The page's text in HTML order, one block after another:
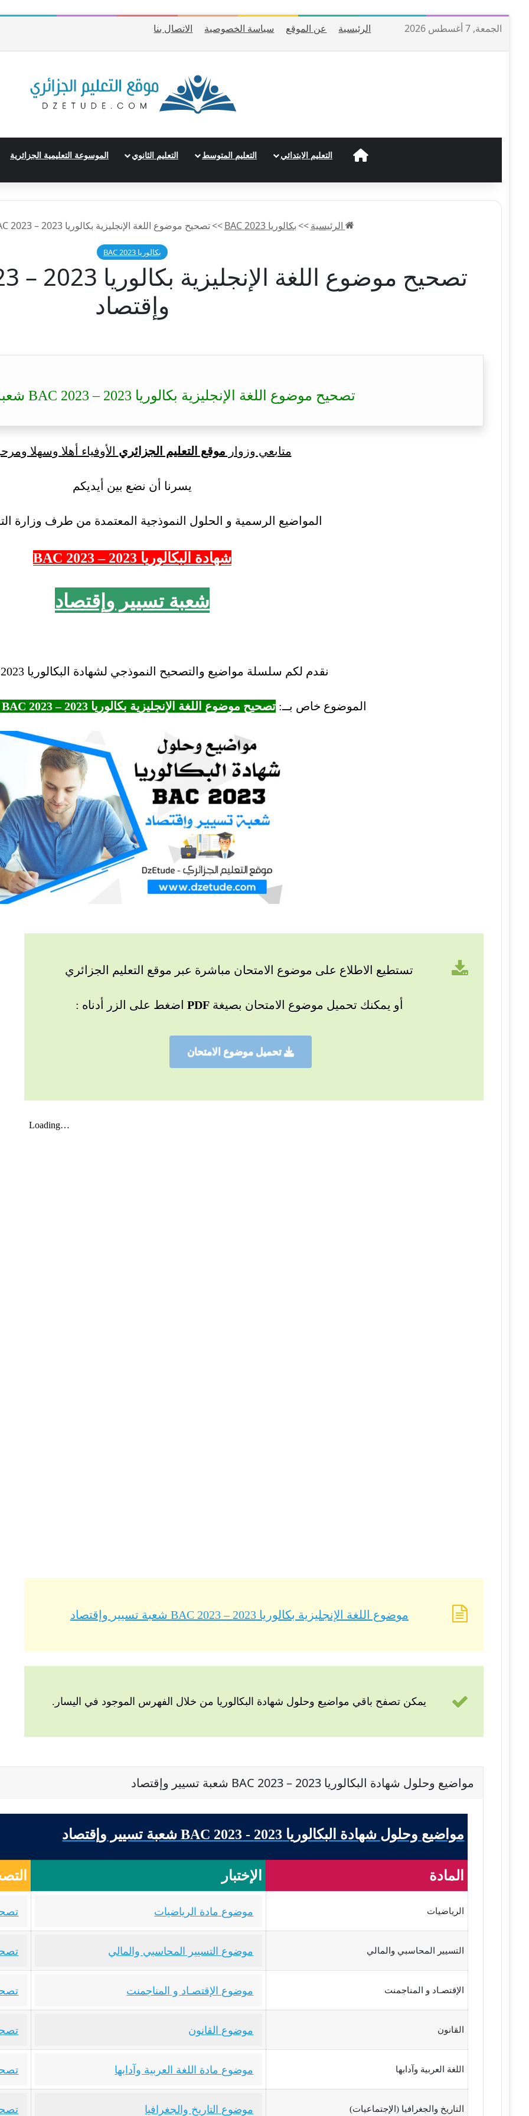
الجمعة, 7 أغسطس 2026 الرئيسية عن الموقع سياسة الخصوصية الاتصال بنا
الرئيسيةالتعليم الابتدائي التعليم المتوسط التعليم الثانوي الموسوعة التعليمية الجزائرية
الرئيسية >>بكالوريا 2023 BAC >>تصحيح موضوع اللغة الإنجليزية بكالوريا 2023 – BAC 2023 شعبة تسيير وإقتصاد
بكالوريا 2023 BAC
وإقتصاد
تصحيح موضوع اللغة الإنجليزية بكالوريا 2023 – BAC 2023 شعبة تسيير وإقتصاد
متابعي وزوار موقع التعليم الجزائري الأوفياء أهلا وسهلا
يسرنا أن نضع بين أيديكم
المواضيع الرسمية و الحلول النموذجية المعتمدة من طرف وزارة
شهادة البكالوريا 2023 – 2023 BAC
شعبة تسيير وإقتصاد
نقدم لكم سلسلة مواضيع والتصحيح النموذجي لشهادة البكالوريا 2023 – BAC 2023.
الموضوع خاص بــ:تصحيح موضوع اللغة الإنجليزية بكالوريا 2023 – BAC 2023 شعبة تسيير وإقتصاد
تستطيع الاطلاع على موضوع الامتحان مباشرة عبر موقع التعليم الجزائري
أو يمكنك تحميل موضوع الامتحان بصيغةPDF اضغط على الزر أدناه :
تحميل موضوع الامتحان
موضوع اللغة الإنجليزية بكالوريا 2023 – BAC 2023 شعبة تسيير وإقتصاد
يمكن تصفح باقي مواضيع وحلول شهادة البكالوريا من خلال الفهرس الموجود في اليسار.
مواضيع وحلول شهادة البكالوريا 2023 – BAC 2023 شعبة تسيير وإقتصاد
مواضيع وحلول شهادة البكالوريا 2023 - BAC 2023 شعبة تسيير وإقتصاد
المادة الإختبار
الرياضيات موضوع مادة الرياضيات
التسيير المحاسبي والمالي موضوع التسيير المحاسبي والمالي
الإقتصـاد و المناجمنت موضوع الإقتصـاد و المناجمنت
القانون موضوع القانون
اللغة العربية وآدابها موضوع مادة اللغة العربية وآدابها
التاريخ والجغرافيا (الإجتماعيات) موضوع التاريخ والجغرافيا